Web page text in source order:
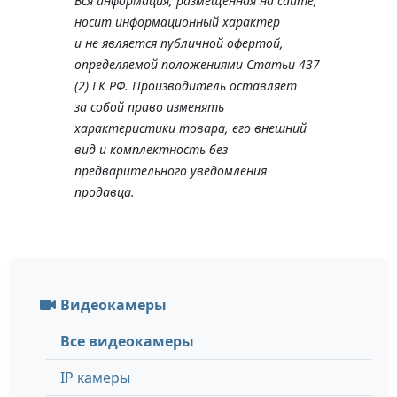
носит информационный характер
и не является публичной офертой,
определяемой положениями Статьи 437
(2) ГК РФ. Производитель оставляет
за собой право изменять
характеристики товара, его внешний
вид и комплектность без
предварительного уведомления
продавца.
Видеокамеры
Все видеокамеры
IP камеры